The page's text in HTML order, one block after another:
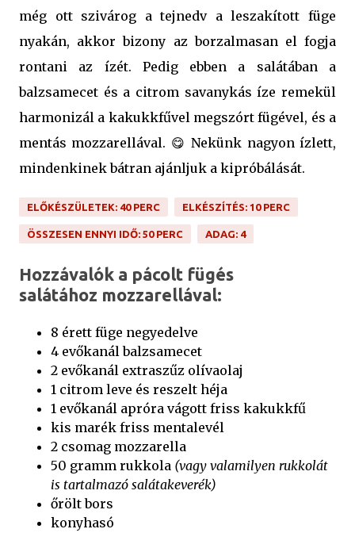
még ott szivárog a tejnedv a leszakított füge
nyakán, akkor bizony az borzalmasan el fogja
rontani az ízét. Pedig ebben a salátában a
balzsamecet és a citrom savanykás íze remekül
harmonizál a kakukkfűvel megszórt fügével, és a
mentás mozzarellával. 😋 Nekünk nagyon ízlett,
mindenkinek bátran ajánljuk a kipróbálását.
ELŐKÉSZÜLETEK: 40 PERC ELKÉSZÍTÉS: 10 PERC
ÖSSZESEN ENNYI IDŐ: 50 PERC ADAG: 4
Hozzávalók a pácolt fügés
salátához mozzarellával:
8 érett füge negyedelve
4 evőkanál balzsamecet
2 evőkanál extraszűz olívaolaj
1 citrom leve és reszelt héja
1 evőkanál apróra vágott friss kakukkfű
kis marék friss mentalevél
2 csomag mozzarella
50 gramm rukkola (vagy valamilyen rukkolát
is tartalmazó salátakeverék)
őrölt bors
konyhasó